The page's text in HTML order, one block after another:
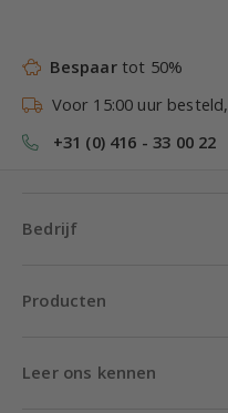
Bespaartot 50%
Voor 15:00 uur besteld,
+31 (0) 416 - 33 00 22
Bedrijf
Producten
Leer ons kennen